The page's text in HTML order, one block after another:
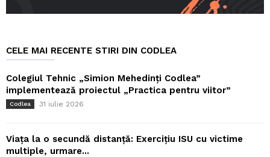
CELE MAI RECENTE STIRI DIN CODLEA
Colegiul Tehnic „Simion Mehedinți Codlea”
implementează proiectul „Practica pentru viitor”
Codlea 31 iulie 2026
Viața la o secundă distanță: Exercițiu ISU cu victime
multiple, urmare...